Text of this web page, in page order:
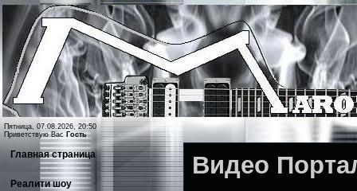
Пятница, 07.08.2026, 20:50
Приветствую Вас Гость
Главная страница
Реалити шоу
Видео